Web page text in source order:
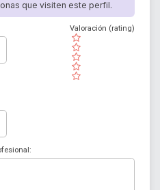
que visiten este perfil.
( )
( )
( )
( )
( )
Valoración (rating)